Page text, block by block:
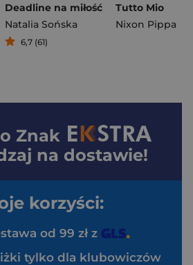
Deadline na miłość
Natalia Sońska
6,7 (61)
Tutto Mio
Nixon Pippa
Znak
na dostawie!
korzyści:
od 99 zł z
tylko dla klubowiczów